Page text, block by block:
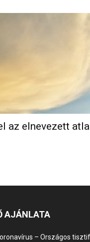
az elnevezett
AJÁNLATA
– Országos